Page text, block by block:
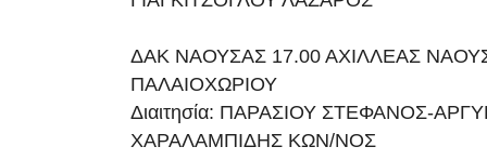
ΔΑΚ ΝΑΟΥΣΑΣ 17.00 ΑΧΙΛΛΕΑΣ
ΠΑΛΑΙΟΧΩΡΙΟΥ
Διαιτησία: ΠΑΡΑΣΙΟΥ ΣΤΕΦΑΝΟΣ-
ΧΑΡΑΛΑΜΠΙΔΗΣ ΚΩΝ/ΝΟΣ